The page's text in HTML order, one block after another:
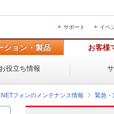
サポート イベ
ション・製品 お客様
お役立ち情報
フォンのメンテナンス情報 緊急・